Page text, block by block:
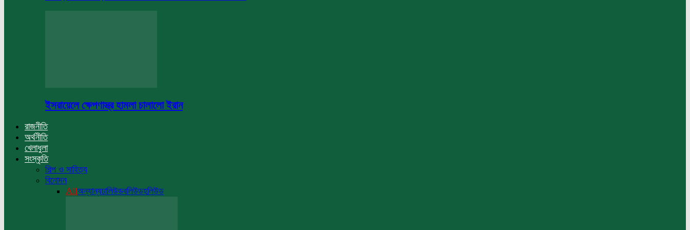
ইসরায়েলে ক্ষেপণাস্ত্র হামলা চালালো ইরান
রাজনীতি
অর্থনীতি
খেলাধুলা
সংস্কৃতি
শিল্প ও সাহিত্য
বিনোদন
Allঅন্যান্যঢালিউডবলিউডহলিউড